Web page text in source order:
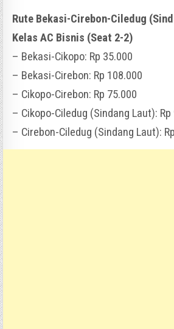
Rute Bekasi-Cirebon-Ciledug
Kelas AC Bisnis (Seat 2-2)
– Bekasi-Cikopo: Rp 35.000
– Bekasi-Cirebon: Rp 108.000
– Cikopo-Cirebon: Rp 75.000
– Cikopo-Ciledug (Sindang Laut): Rp
– Cirebon-Ciledug (Sindang Laut):